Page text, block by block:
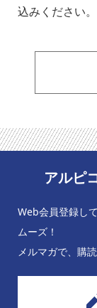
込みください。
アルピ
Web会員登録し
ムーズ！
メルマガで、購